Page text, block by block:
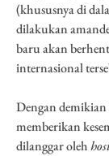
(khususnya di
dilakukan
baru akan
internasional
Dengan
memberikan
dilanggar oleh